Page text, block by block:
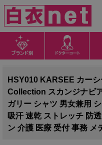
HSY010 KARSEE カー
Collection スカンジナビ
ガリー シャツ 男女兼用
吸汗 速乾 ストレッチ 防
ン 介護 医療 受付 事務 メ